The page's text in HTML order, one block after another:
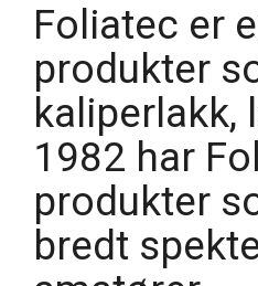
Foliatec er
produkter
kaliperlakk,
1982 har
produkter
bredt